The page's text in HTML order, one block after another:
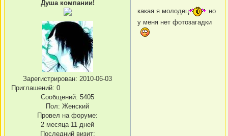
Душа компании!
Зарегистрирован: 2010-06-03
Приглашений: 0
Сообщений: 5405
Пол: Женский
Провел на форуме:
2 месяца 11 дней
Последний визит:
какая я молодец
но
у меня нет фотозагадки